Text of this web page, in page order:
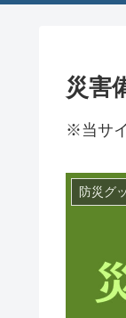
災害
※当サ
防災グ